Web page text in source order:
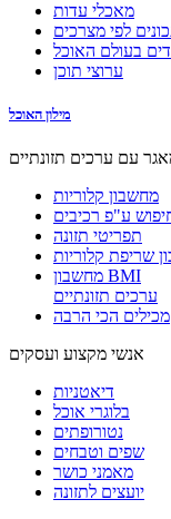
מאכלי עדות
לפי מצרכים
בעולם האוכל
ערוצי תוכן
מילון האוכל
מחשבון קלוריות
ע"פ רכיבים
תפריטי תזונה
שריפת קלוריות
מחשבון BMI
ערכים תזונתיים
מכילים הכי הרבה
אנשי מקצוע ועסקים
דיאטניות
בלוגרי אוכל
נטורופתים
שפים וטבחים
מאמני כושר
יועצים לתזונה